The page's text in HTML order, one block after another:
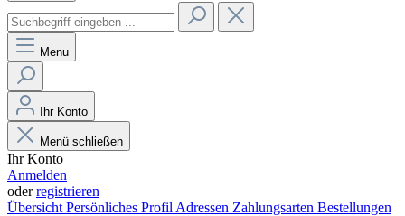
Menu
Ihr Konto
Menü schließen
Ihr Konto
Anmelden
oderregistrieren
Übersicht Persönliches Profil Adressen Zahlungsarten Bestellungen